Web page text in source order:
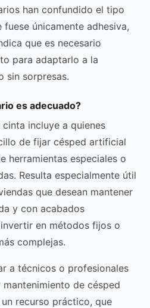
han confundido el tipo
únicamente adhesiva,
que es necesario
para adaptarlo a la
sin sorpresas.
es adecuado?
incluye a quienes
de fijar césped artificial
herramientas especiales o
Resulta especialmente útil
que desean mantener
y con acabados
en métodos fijos o
complejas.
a técnicos o profesionales
de césped
recurso práctico, que